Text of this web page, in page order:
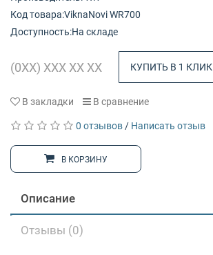
Код товарa:ViknaNovi WR700
Доступность:На складе
КУПИТЬ В 1 КЛИК
В закладки В сравнение
0 отзывов / Написать отзыв
В КОРЗИНУ
Описание
Отзывы (0)